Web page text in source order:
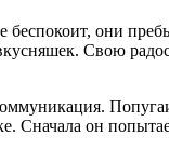
они
Свою
Сначала он